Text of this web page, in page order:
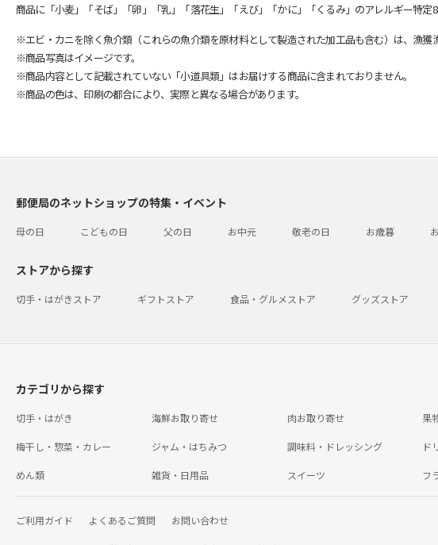
商品に「小麦」「そば」「卵」「乳」「落花生」「えび」「かに」「くるみ」のアレルギー特定
※エビ・カニを除く魚介類（これらの魚介類を原材料として製造された加工品も含む）は、漁
※商品写真はイメージです。
※商品内容として記載されていない「小道具類」はお届けする商品に含まれておりません。
※商品の色は、印刷の都合により、実際と異なる場合があります。
郵便局のネットショップの特集・イベント
母の日 こどもの日 父の日 お中元 敬老の日 お歳暮
ストアから探す
切手・はがきストア ギフトストア 食品・グルメストア グッズストア
カテゴリから探す
切手・はがき 海鮮お取り寄せ 肉お取り寄せ 果
梅干し・惣菜・カレー ジャム・はちみつ 調味料・ドレッシング ド
めん類 雑貨・日用品 スイーツ フ
ご利用ガイド よくあるご質問 お問い合わせ